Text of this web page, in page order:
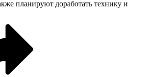
планируют доработать технику и